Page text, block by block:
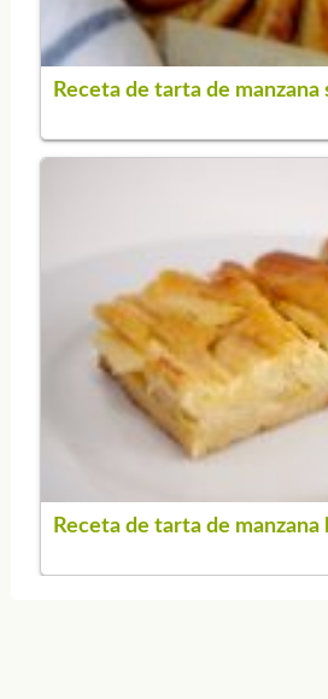
Receta de tarta de manzana
Receta de tarta de manzana